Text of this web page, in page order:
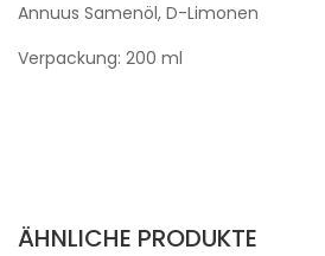
Annuus Samenöl, D-Limonen
Verpackung: 200 ml
ÄHNLICHE PRODUKTE